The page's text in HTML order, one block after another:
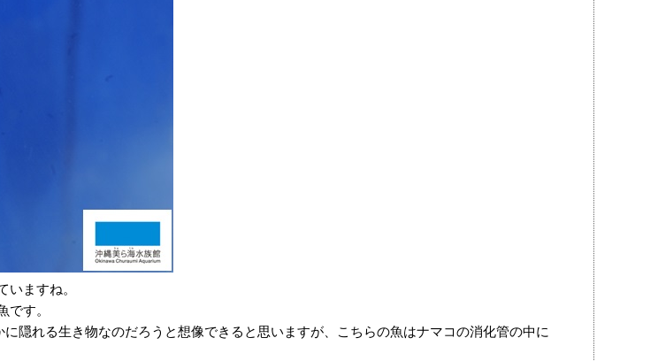
いますね。
です。
に隠れる生き物なのだろうと想像できると思いますが、こちらの魚はナマコの消化管の中に